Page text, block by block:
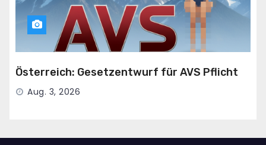
Österreich: Gesetzentwurf für AVS Pflicht
Aug. 3, 2026